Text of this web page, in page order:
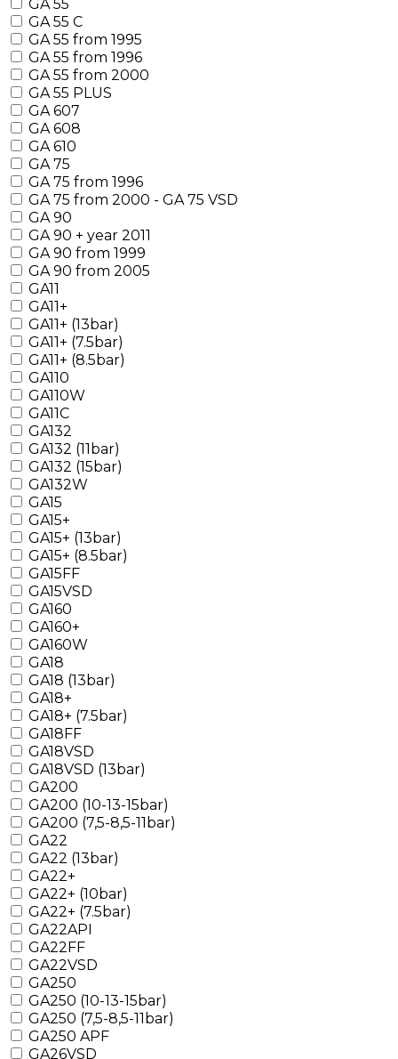
GA 55
GA 55 C
GA 55 from 1995
GA 55 from 1996
GA 55 from 2000
GA 55 PLUS
GA 607
GA 608
GA 610
GA 75
GA 75 from 1996
GA 75 from 2000 - GA 75 VSD
GA 90
GA 90 + year 2011
GA 90 from 1999
GA 90 from 2005
GA11
GA11+
GA11+ (13bar)
GA11+ (7.5bar)
GA11+ (8.5bar)
GA110
GA110W
GA11C
GA132
GA132 (11bar)
GA132 (15bar)
GA132W
GA15
GA15+
GA15+ (13bar)
GA15+ (8.5bar)
GA15FF
GA15VSD
GA160
GA160+
GA160W
GA18
GA18 (13bar)
GA18+
GA18+ (7.5bar)
GA18FF
GA18VSD
GA18VSD (13bar)
GA200
GA200 (10-13-15bar)
GA200 (7,5-8,5-11bar)
GA22
GA22 (13bar)
GA22+
GA22+ (10bar)
GA22+ (7.5bar)
GA22API
GA22FF
GA22VSD
GA250
GA250 (10-13-15bar)
GA250 (7,5-8,5-11bar)
GA250 APF
GA26VSD